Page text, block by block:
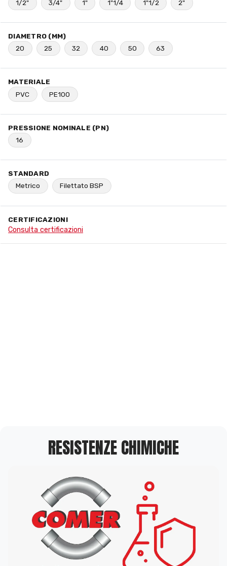
1/2"
3/4" 1" 1"1/4 1"1/2 2"
DIAMETRO (MM)
20
25 32 40 50 63
MATERIALE
PVC
PE100
PRESSIONE NOMINALE (PN)
16
STANDARD
Metrico
Filettato BSP
CERTIFICAZIONI
Consulta certificazioni
RESISTENZE CHIMICHE